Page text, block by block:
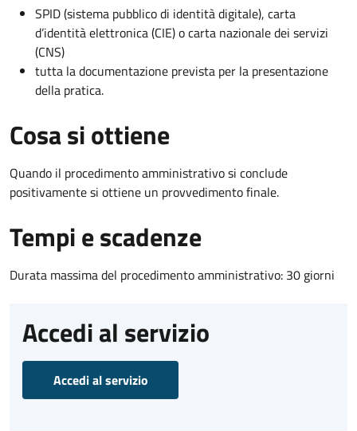
SPID (sistema pubblico di identità digitale), carta
d’identità elettronica (CIE) o carta nazionale dei servizi
(CNS)
tutta la documentazione prevista per la presentazione
della pratica.
Cosa si ottiene
Quando il procedimento amministrativo si conclude
positivamente si ottiene un provvedimento finale.
Tempi e scadenze
Durata massima del procedimento amministrativo: 30 giorni
Accedi al servizio
Accedi al servizio